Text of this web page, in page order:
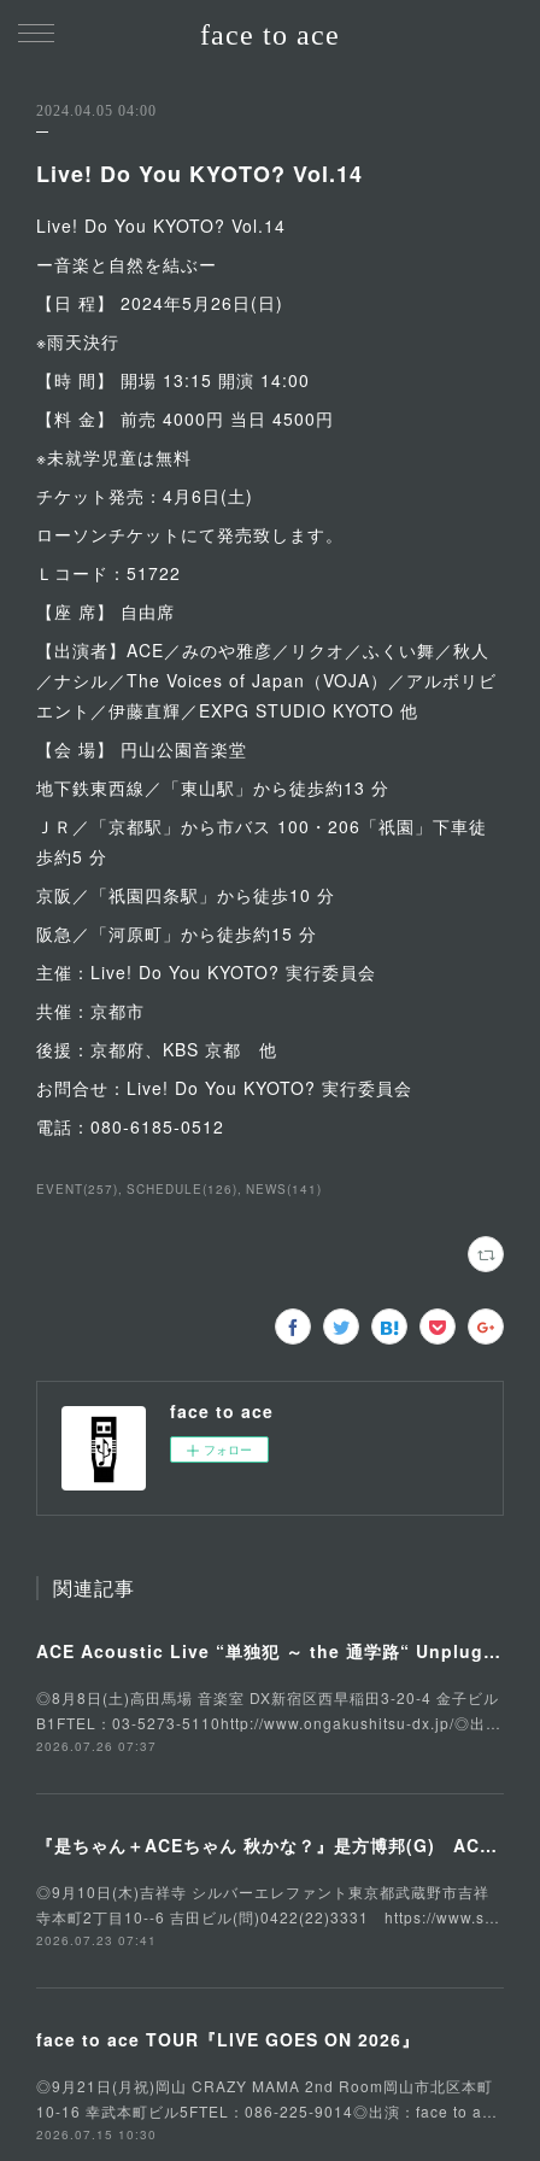
face to ace
2024.04.05 04:00
Live! Do You KYOTO? Vol.14
Live! Do You KYOTO? Vol.14
ー音楽と自然を結ぶー
【日 程】 2024年5月26日(日)
※雨天決行
【時 間】 開場 13:15 開演 14:00
【料 金】 前売 4000円 当日 4500円
※未就学児童は無料
チケット発売：4月6日(土)
ローソンチケットにて発売致します。
Ｌコード：51722
【座 席】 自由席
【出演者】ACE／みのや雅彦／リクオ／ふくい舞／秋人
／ナシル／The Voices of Japan（VOJA）／アルボリビ
エント／伊藤直輝／EXPG STUDIO KYOTO 他
【会 場】 円山公園音楽堂
地下鉄東西線／「東山駅」から徒歩約13 分
ＪＲ／「京都駅」から市バス 100・206「祇園」下車徒
歩約5 分
京阪／「祇園四条駅」から徒歩10 分
阪急／「河原町」から徒歩約15 分
主催：Live! Do You KYOTO? 実行委員会
共催：京都市
後援：京都府、KBS 京都 他
お問合せ：Live! Do You KYOTO? 実行委員会
電話：080-6185-0512
EVENT(257) SCHEDULE (126) NEWS (141 )
face to ace
フォロー
関連記事
ACE Acoustic Live “単独犯 ～ the 通学路“ Unplugged Special
◎8月8日(土)高田馬場 音楽室 DX新宿区西早稲田3-20-4 金子ビル
B1FTEL：03-5273-5110http://www.ongakushitsu-dx.jp/◎出…
2026.07.26 07:37
『是ちゃん＋ACEちゃん 秋かな？』是方博邦(G) ACE(Vo,G) 石川俊介(B) そうる透(Ds)
◎9月10日(木)吉祥寺 シルバーエレファント東京都武蔵野市吉祥
寺本町2丁目10--6 吉田ビル(問)0422(22)3331 https://www.s…
2026.07.23 07:41
face to ace TOUR『LIVE GOES ON 2026』
◎9月21日(月祝)岡山 CRAZY MAMA 2nd Room岡山市北区本町
10-16 幸武本町ビル5FTEL：086-225-9014◎出演：face to a…
2026.07.15 10:30